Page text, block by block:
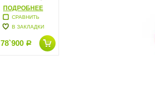
ПОДРОБНЕЕ
СРАВНИТЬ
В ЗАКЛАДКИ
78`900 Р